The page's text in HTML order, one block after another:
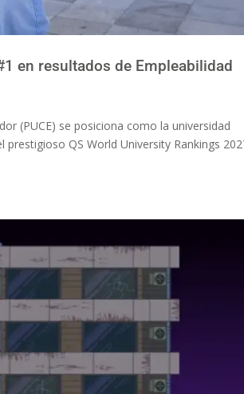
en resultados de Empleabilidad
(PUCE) se posiciona como la universidad
QS World University Rankings